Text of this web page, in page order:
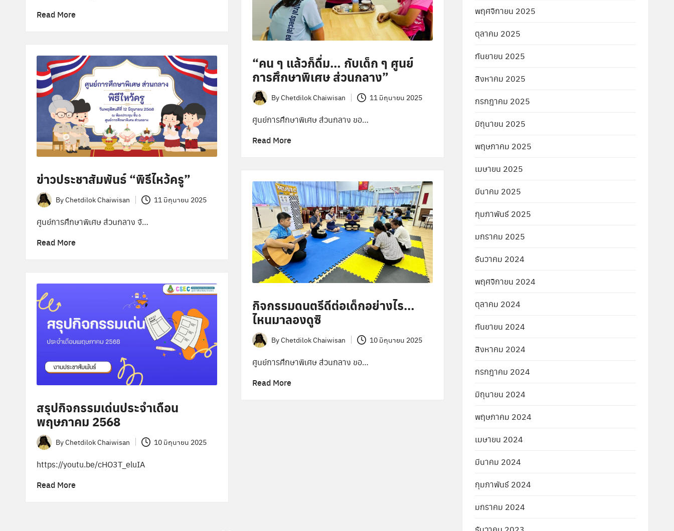
Read More
“คน ๆ แล้วก็ดื่ม… กับเด็ก ๆ ศูนย์
การศึกษาพิเศษ ส่วนกลาง”
Posted
by
ByChetdilok Chaiwisan 11 มิถุนายน 2025
ศูนย์การศึกษาพิเศษ ส่วนกลาง ขอ…
Read More
ข่าวประชาสัมพันธ์ “พิธีไหว้ครู”
Posted
by
ByChetdilok Chaiwisan 11 มิถุนายน 2025
ศูนย์การศึกษาพิเศษ ส่วนกลาง จั…
Read More
กิจกรรมดนตรีดีต่อเด็กอย่างไร…
ไหนมาลองดูซิ
Posted
ByChetdilok Chaiwisan 10 มิถุนายน 2025
ศูนย์การศึกษาพิเศษ ส่วนกลาง ขอ…
Read More
สรุปกิจกรรมเด่นประจำเดือน
พฤษภาคม 2568
Posted
by
ByChetdilok Chaiwisan 10 มิถุนายน 2025
https://youtu.be/cHO3T_eluIA
Read More
พฤศจิกายน 2025
ตุลาคม 2025
กันยายน 2025
สิงหาคม 2025
กรกฎาคม 2025
มิถุนายน 2025
พฤษภาคม 2025
เมษายน 2025
มีนาคม 2025
กุมภาพันธ์ 2025
มกราคม 2025
ธันวาคม 2024
พฤศจิกายน 2024
ตุลาคม 2024
กันยายน 2024
สิงหาคม 2024
กรกฎาคม 2024
มิถุนายน 2024
พฤษภาคม 2024
เมษายน 2024
มีนาคม 2024
กุมภาพันธ์ 2024
มกราคม 2024